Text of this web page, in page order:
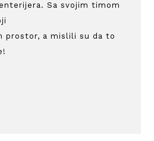
Sa svojim timom
prostor, a mislili su da to